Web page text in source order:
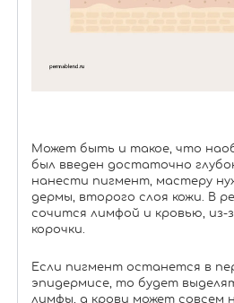
Может быть и такое, что
был введен достаточно
нанести пигмент, мастеру
дермы, второго слоя кожи. В
сочится лимфой и кровью, из-
корочки.
Если пигмент останется в
эпидермисе, то будет
лимфы, а крови может совсем